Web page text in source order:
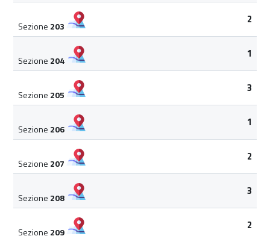
Sezione 203
2
Sezione 204
1
Sezione 205
3
Sezione 206
1
Sezione 207
2
Sezione 208
3
Sezione 209
2